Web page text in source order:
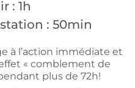
: 1h
: 50min
à l’action immédiate et
« comblement de
plus de 72h!